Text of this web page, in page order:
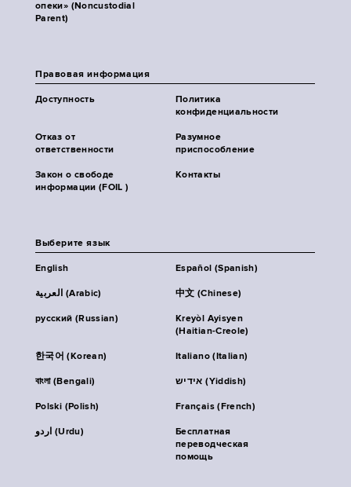
опеки» (Noncustodial
Parent)
Правовая информация
Доступность
Политика
конфиденциальности
Отказ от
ответственности
Разумное
приспособление
Закон о свободе
информации (FOIL )
Контакты
Выберите язык
English Español (Spanish)
العربية (Arabic) 中文 (Chinese)
русский (Russian)
Kreyòl Ayisyen
(Haitian-Creole)
한국어 (Korean) Italiano (Italian)
বাংলা (Bengali) אידיש (Yiddish)
Polski (Polish) Français (French)
اردو (Urdu)
Бесплатная
переводческая
помощь